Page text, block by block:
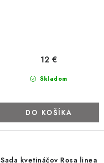
Skladom
12 €
DO KOŠÍKA
Sada kvetináčov Rosa linea